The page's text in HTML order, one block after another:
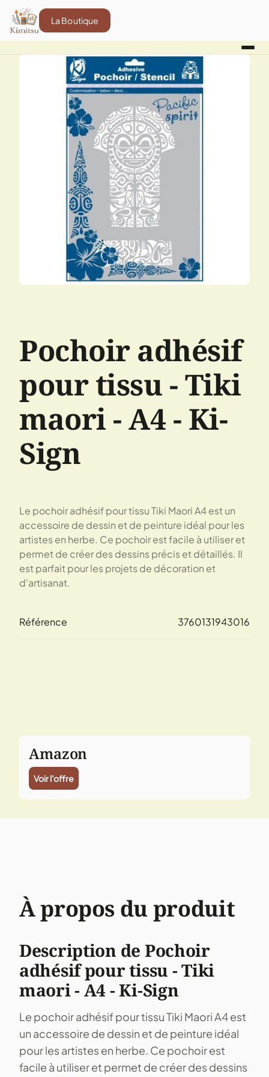
La Boutique
Pochoir adhésif
pour tissu - Tiki
maori - A4 - Ki-
Sign
Le pochoir adhésif pour tissu Tiki Maori A4 est un
accessoire de dessin et de peinture idéal pour les
artistes en herbe. Ce pochoir est facile à utiliser et
permet de créer des dessins précis et détaillés. Il
est parfait pour les projets de décoration et
d'artisanat.
Référence 3760131943016
Amazon
Voir l'offre
À propos du produit
Description de Pochoir
adhésif pour tissu - Tiki
maori - A4 - Ki-Sign
Le pochoir adhésif pour tissu Tiki Maori A4 est
un accessoire de dessin et de peinture idéal
pour les artistes en herbe. Ce pochoir est
facile à utiliser et permet de créer des dessins